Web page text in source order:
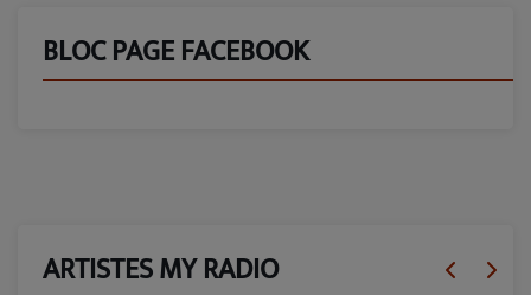
BLOC PAGE FACEBOOK
ARTISTES MY RADIO